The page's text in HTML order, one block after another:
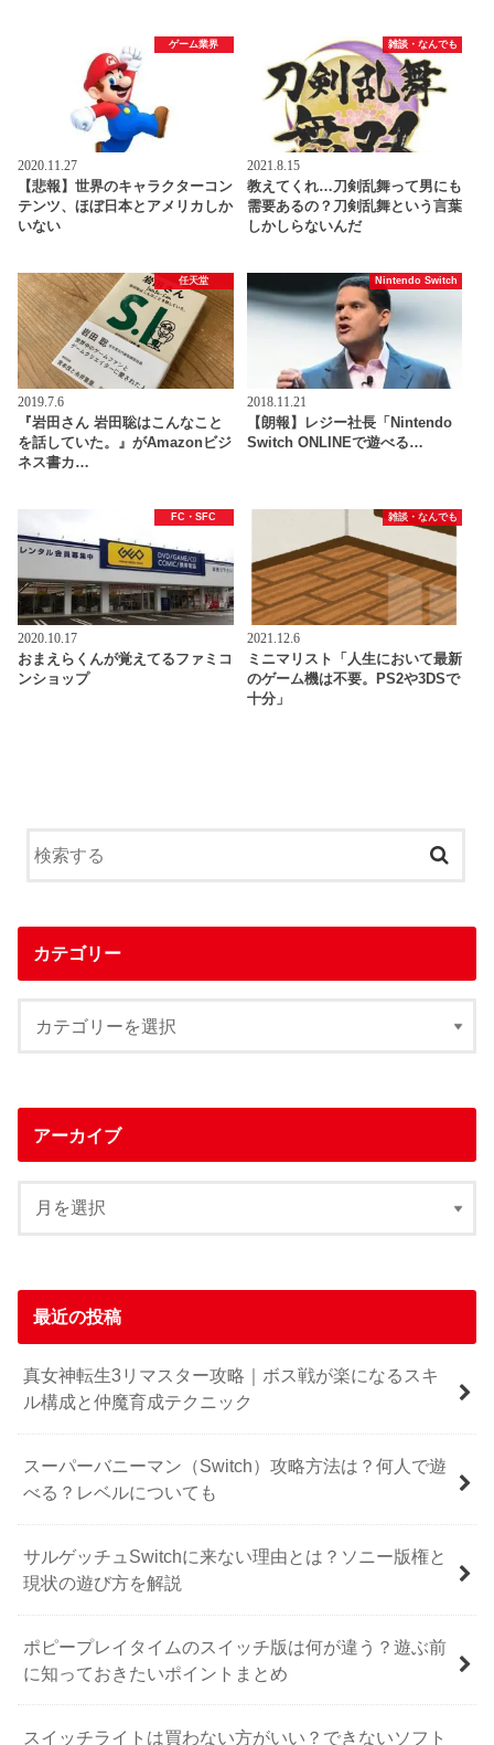
ゲーム業界
2020.11.27
【悲報】世界のキャラクターコン
テンツ、ほぼ日本とアメリカしか
いない
雑談・なんでも
2021.8.15
教えてくれ…刀剣乱舞って男にも
需要あるの？刀剣乱舞という言葉
しかしらないんだ
任天堂
2019.7.6
『岩田さん 岩田聡はこんなこと
を話していた。』がAmazonビジ
ネス書カ…
Nintendo Switch
2018.11.21
【朗報】レジー社長「Nintendo
Switch ONLINEで遊べる…
FC・SFC
2020.10.17
おまえらくんが覚えてるファミコ
ンショップ
雑談・なんでも
2021.12.6
ミニマリスト「人生において最新
のゲーム機は不要。PS2や3DSで
十分」
カテゴリー
アーカイブ
最近の投稿
真女神転生3リマスター攻略｜ボス戦が楽になるスキ
ル構成と仲魔育成テクニック
スーパーバニーマン（Switch）攻略方法は？何人で遊
べる？レベルについても
サルゲッチュSwitchに来ない理由とは？ソニー版権と
現状の遊び方を解説
ポピープレイタイムのスイッチ版は何が違う？遊ぶ前
に知っておきたいポイントまとめ
スイッチライトは買わない方がいい？できないソフト